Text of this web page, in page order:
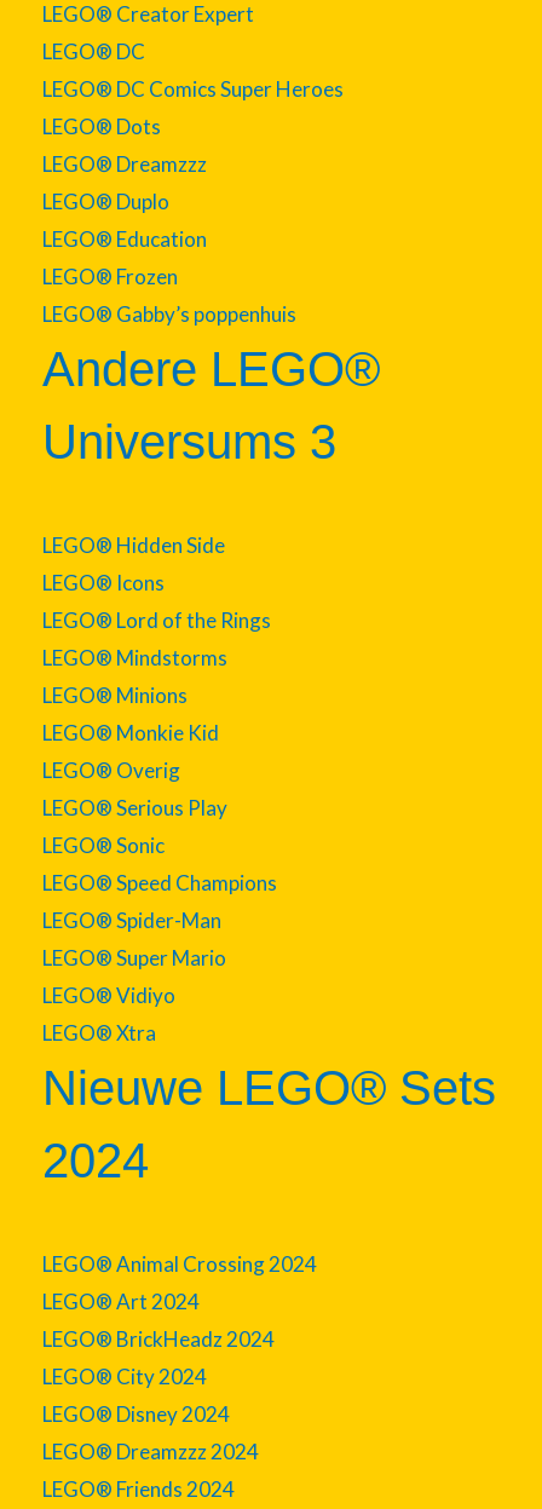
LEGO® Creator Expert
LEGO® DC
LEGO® DC Comics Super Heroes
LEGO® Dots
LEGO® Dreamzzz
LEGO® Duplo
LEGO® Education
LEGO® Frozen
LEGO® Gabby’s poppenhuis
Andere LEGO®
Universums 3
LEGO® Hidden Side
LEGO® Icons
LEGO® Lord of the Rings
LEGO® Mindstorms
LEGO® Minions
LEGO® Monkie Kid
LEGO® Overig
LEGO® Serious Play
LEGO® Sonic
LEGO® Speed Champions
LEGO® Spider-Man
LEGO® Super Mario
LEGO® Vidiyo
LEGO® Xtra
Nieuwe LEGO® Sets
2024
LEGO® Animal Crossing 2024
LEGO® Art 2024
LEGO® BrickHeadz 2024
LEGO® City 2024
LEGO® Disney 2024
LEGO® Dreamzzz 2024
LEGO® Friends 2024